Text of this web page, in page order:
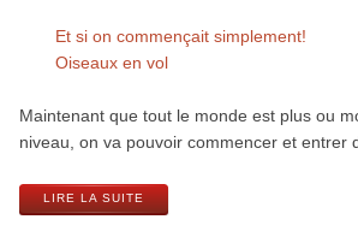
Et si on commençait simplement!
Oiseaux en vol
Maintenant que tout le monde est plus ou
niveau, on va pouvoir commencer et entrer
LIRE LA SUITE